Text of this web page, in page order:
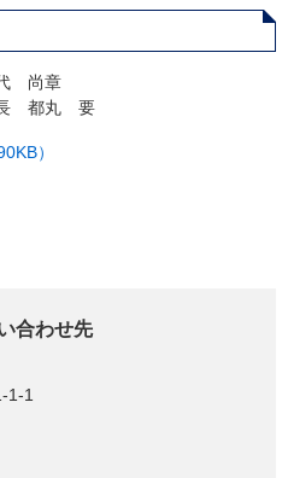
尚章
長 都丸 要
）
合わせ先
1-1